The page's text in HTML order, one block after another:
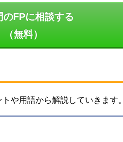
のFPに相談する
（無料）
や用語から解説していきます。